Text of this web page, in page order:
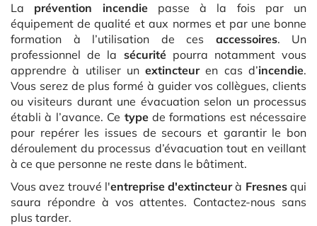
La prévention incendiepasse à la fois par un
équipement de qualité et aux normes et par une bonne
formation à l’utilisation de ces accessoires. Un
professionnel de la sécuritépourra notamment vous
apprendre à utiliser unextincteuren cas d’incendie.
Vous serez de plus formé à guider vos collègues, clients
ou visiteurs durant une évacuation selon un processus
établi à l’avance. Ce typede formations est nécessaire
pour repérer les issues de secours et garantir le bon
déroulement du processus d’évacuation tout en veillant
à ce que personne ne reste dans le bâtiment.
Vous avez trouvé l'entreprise d'extincteurà Fresnesqui
saura répondre à vos attentes. Contactez-nous sans
plus tarder.